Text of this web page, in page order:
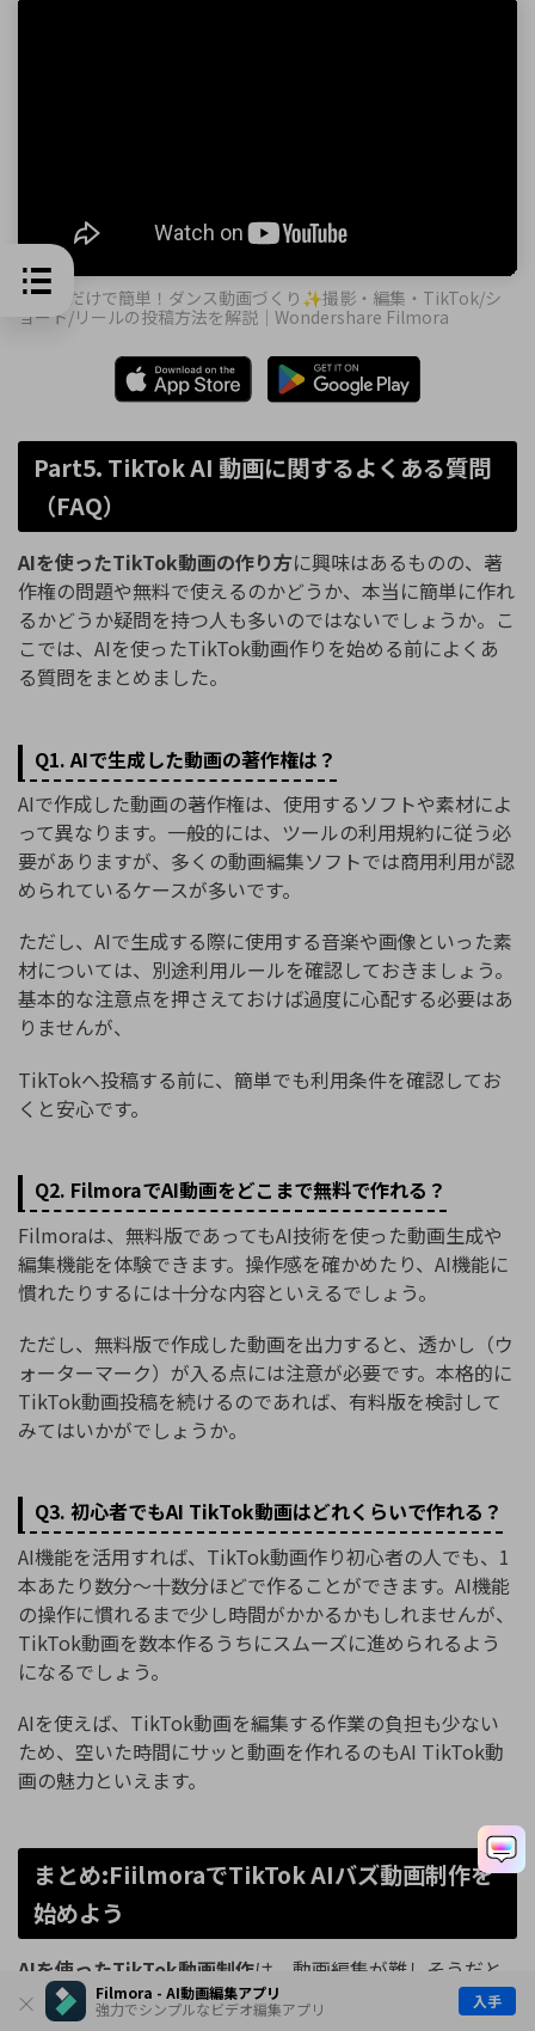
Filmora - AI動画編集アプリ
強力でシンプルなビデオ編集アプリ
入手
スマホだけで簡単！ダンス動画づくり✨撮影・編集・TikTok/シ
ョート/リールの投稿方法を解説｜Wondershare Filmora
Part5. TikTok AI 動画に関するよくある質問
（FAQ）
AIを使ったTikTok動画の作り方に興味はあるものの、著
作権の問題や無料で使えるのかどうか、本当に簡単に作れ
るかどうか疑問を持つ人も多いのではないでしょうか。こ
こでは、AIを使ったTikTok動画作りを始める前によくあ
る質問をまとめました。
Q1. AIで生成した動画の著作権は？
AIで作成した動画の著作権は、使用するソフトや素材によ
って異なります。一般的には、ツールの利用規約に従う必
要がありますが、多くの動画編集ソフトでは商用利用が認
められているケースが多いです。
ただし、AIで生成する際に使用する音楽や画像といった素
材については、別途利用ルールを確認しておきましょう。
基本的な注意点を押さえておけば過度に心配する必要はあ
りませんが、
TikTokへ投稿する前に、簡単でも利用条件を確認してお
くと安心です。
Q2. FilmoraでAI動画をどこまで無料で作れる？
Filmoraは、無料版であってもAI技術を使った動画生成や
編集機能を体験できます。操作感を確かめたり、AI機能に
慣れたりするには十分な内容といえるでしょう。
ただし、無料版で作成した動画を出力すると、透かし（ウ
ォーターマーク）が入る点には注意が必要です。本格的に
TikTok動画投稿を続けるのであれば、有料版を検討して
みてはいかがでしょうか。
Q3. 初心者でもAI TikTok動画はどれくらいで作れる？
AI機能を活用すれば、TikTok動画作り初心者の人でも、1
本あたり数分～十数分ほどで作ることができます。AI機能
の操作に慣れるまで少し時間がかかるかもしれませんが、
TikTok動画を数本作るうちにスムーズに進められるよう
になるでしょう。
AIを使えば、TikTok動画を編集する作業の負担も少ない
ため、空いた時間にサッと動画を作れるのもAI TikTok動
画の魅力といえます。
まとめ:FiilmoraでTikTok AIバズ動画制作を
始めよう
AIを使ったTikTok動画制作は、動画編集が難しそうだと
感じていた人でも、気軽に一歩を踏み出せる方法といえま